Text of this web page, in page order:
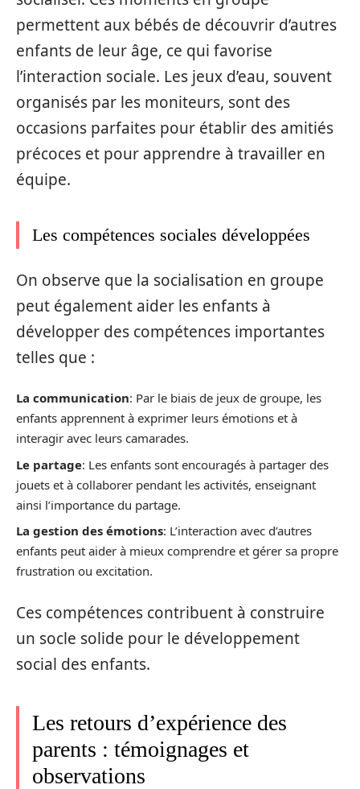
permettent aux bébés de découvrir d’autres
enfants de leur âge, ce qui favorise
l’interaction sociale. Les jeux d’eau, souvent
organisés par les moniteurs, sont des
occasions parfaites pour établir des amitiés
précoces et pour apprendre à travailler en
équipe.
Les compétences sociales développées
On observe que la socialisation en groupe
peut également aider les enfants à
développer des compétences importantes
telles que :
La communication: Par le biais de jeux de groupe, les
enfants apprennent à exprimer leurs émotions et à
interagir avec leurs camarades.
Le partage: Les enfants sont encouragés à partager des
jouets et à collaborer pendant les activités, enseignant
ainsi l’importance du partage.
La gestion des émotions: L’interaction avec d’autres
enfants peut aider à mieux comprendre et gérer sa propre
frustration ou excitation.
Ces compétences contribuent à construire
un socle solide pour le développement
social des enfants.
Les retours d’expérience des
parents : témoignages et
observations